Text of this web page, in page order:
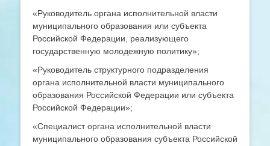
«Руководитель органа исполнительной власти
муниципального образования или субъекта
Российской Федерации, реализующего
государственную молодежную политику»;
«Руководитель структурного подразделения
органа исполнительной власти муниципального
образования Российской Федерации или субъекта
Российской Федерации»;
«Специалист органа исполнительной власти
муниципального образования субъекта Российской